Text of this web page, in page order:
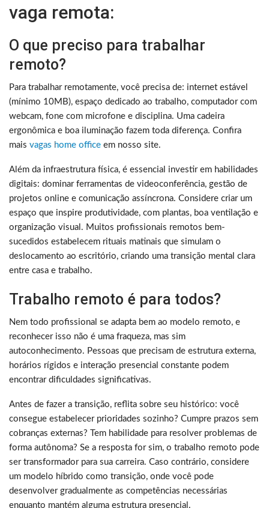
vaga remota:
O que preciso para trabalhar
remoto?
Para trabalhar remotamente, você precisa de: internet estável
(mínimo 10MB), espaço dedicado ao trabalho, computador com
webcam, fone com microfone e disciplina. Uma cadeira
ergonômica e boa iluminação fazem toda diferença. Confira
mais vagas home office em nosso site.
Além da infraestrutura física, é essencial investir em habilidades
digitais: dominar ferramentas de videoconferência, gestão de
projetos online e comunicação assíncrona. Considere criar um
espaço que inspire produtividade, com plantas, boa ventilação e
organização visual. Muitos profissionais remotos bem-
sucedidos estabelecem rituais matinais que simulam o
deslocamento ao escritório, criando uma transição mental clara
entre casa e trabalho.
Trabalho remoto é para todos?
Nem todo profissional se adapta bem ao modelo remoto, e
reconhecer isso não é uma fraqueza, mas sim
autoconhecimento. Pessoas que precisam de estrutura externa,
horários rígidos e interação presencial constante podem
encontrar dificuldades significativas.
Antes de fazer a transição, reflita sobre seu histórico: você
consegue estabelecer prioridades sozinho? Cumpre prazos sem
cobranças externas? Tem habilidade para resolver problemas de
forma autônoma? Se a resposta for sim, o trabalho remoto pode
ser transformador para sua carreira. Caso contrário, considere
um modelo híbrido como transição, onde você pode
desenvolver gradualmente as competências necessárias
enquanto mantém alguma estrutura presencial.